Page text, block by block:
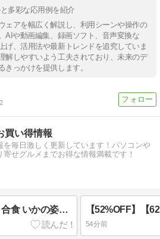
多彩な応用例を紹介
ェアを幅広く解説し、利用シーンや操作の
AIや動画編集、録画ソフト、音声変換な
げ、活用法や最新トレンドを追究していま
解しやすいよう工夫されており、未来のデ
きっかけを提供します。
買い得情報
を毎日激しく更新しています！パソコンや
寄せグルメまでお得な情報満載です！
【45%OFF】【773円】 合食 いかの姿あげ かねふく明太子使用 明太マヨ風味 4枚×10袋
54分前